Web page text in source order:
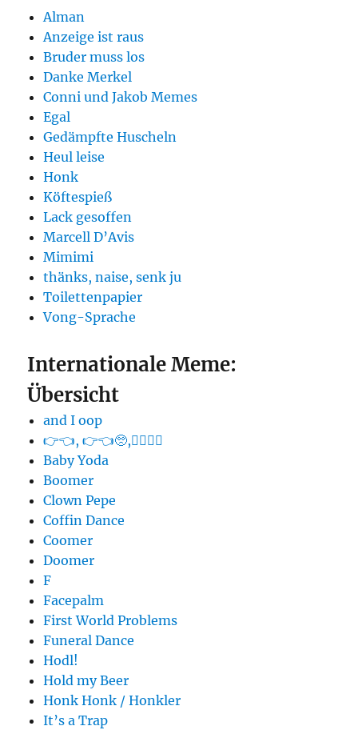
Alman
Anzeige ist raus
Bruder muss los
Danke Merkel
Conni und Jakob Memes
Egal
Gedämpfte Huscheln
Heul leise
Honk
Köftespieß
Lack gesoffen
Marcell D’Avis
Mimimi
thänks, naise, senk ju
Toilettenpapier
Vong-Sprache
Internationale Meme:
Übersicht
and I oop
👉👈, 👉👈🥺,👉🏻👈🏻
Baby Yoda
Boomer
Clown Pepe
Coffin Dance
Coomer
Doomer
F
Facepalm
First World Problems
Funeral Dance
Hodl!
Hold my Beer
Honk Honk / Honkler
It’s a Trap